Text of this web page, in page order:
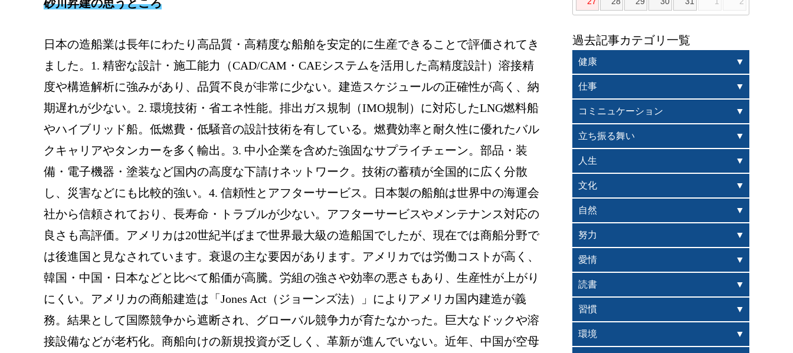
砂川昇建の思うところ
日本の造船業は長年にわたり高品質・高精度な船舶を安定的に生産できることで評価されてき
ました。1. 精密な設計・施工能力（CAD/CAM・CAEシステムを活用した高精度設計）溶接精
度や構造解析に強みがあり、品質不良が非常に少ない。建造スケジュールの正確性が高く、納
期遅れが少ない。2. 環境技術・省エネ性能。排出ガス規制（IMO規制）に対応したLNG燃料船
やハイブリッド船。低燃費・低騒音の設計技術を有している。燃費効率と耐久性に優れたバル
クキャリアやタンカーを多く輸出。3. 中小企業を含めた強固なサプライチェーン。部品・装
備・電子機器・塗装など国内の高度な下請けネットワーク。技術の蓄積が全国的に広く分散
し、災害などにも比較的強い。4. 信頼性とアフターサービス。日本製の船舶は世界中の海運会
社から信頼されており、長寿命・トラブルが少ない。アフターサービスやメンテナンス対応の
良さも高評価。アメリカは20世紀半ばまで世界最大級の造船国でしたが、現在では商船分野で
は後進国と見なされています。衰退の主な要因があります。アメリカでは労働コストが高く、
韓国・中国・日本などと比べて船価が高騰。労組の強さや効率の悪さもあり、生産性が上がり
にくい。アメリカの商船建造は「Jones Act（ジョーンズ法）」によりアメリカ国内建造が義
務。結果として国際競争から遮断され、グローバル競争力が育たなかった。巨大なドックや溶
接設備などが老朽化。商船向けの新規投資が乏しく、革新が進んでいない。近年、中国が空母
過去記事カテゴリ一覧
健康
仕事
コミニュケーション
立ち振る舞い
人生
文化
自然
努力
愛情
読書
習慣
環境